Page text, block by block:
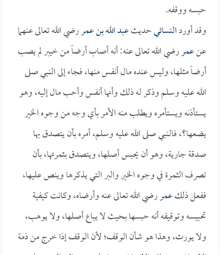
حبسه ووقفه.
وقد أوردالنسائيحديثعبد الله بن عمررضي الله تعالى عنهما
عنعمررضي الله تعالى عنه: أنه أصاب أرضاً من خيبر لم يصب
أرضاً مثلها، وليس عنده مال أنفس منها، فجاء إلى النبي صلى
الله عليه وسلم وذكر له ذلك وأنها أنفس وأحب مال إليه، وهو
يستأذنه ويستأمره ويطلب منه الأمر بأي وجه من وجوه الخير
يضعها؟، فالنبي صلى الله عليه وسلم، أمره بأن يتصدق بها
صدقة جارية، وهو أن يحبس أصلها، ويتصدق بثمرتها، بأن
تصرف الثمرة في وجوه الخير والبر التي يذكرها وينص عليها،
ففعل ذلكعمررضي الله تعالى عنه وأرضاه، وكانت كيفية
تحبيسه وتوقيفه أنه حبسها بحيث لا يباع أصلها، ولا يوهب،
ولا يورث، وهذا هو شأن الوقف؛ لأن الوقف إذا خرج من ذمة